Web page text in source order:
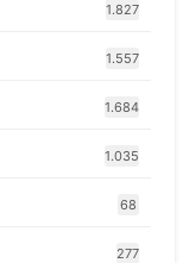
1.827
1.557
1.684
1.035
68
277